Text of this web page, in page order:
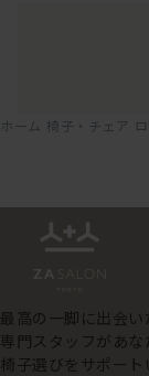
ホーム 椅子・チェア
最高の一脚に出会い
専門スタッフがあな
椅子選びをサポート